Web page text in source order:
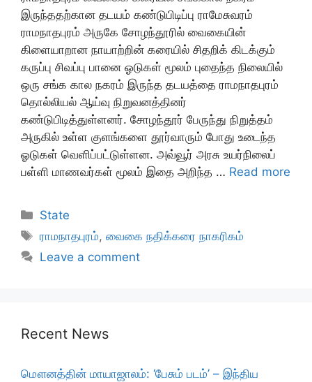
இருந்ததற்கான தடயம் கண்டுபிடிப்பு ராமேசுவரம்
ராமநாதபுரம் அருகே சோழந்தூரில் வைகையின்
கிளையாறான நாயாற்றின் கரையில் சிதறிக் கிடக்கும்
கருப்பு சிவப்பு பானை ஓடுகள் மூலம் புதைந்த நிலையில்
ஒரு சங்க கால நகரம் இருந்த தடயத்தை ராமநாதபுரம்
தொல்லியல் ஆய்வு நிறுவனத்தினர்
கண்டுபிடித்துள்ளனர். சோழந்தூர் பேருந்து நிறுத்தம்
அருகில் உள்ள குளங்களை தூர்வாரும் போது உடைந்த
ஓடுகள் வெளிப்பட்டுள்ளன. அவ்வூர் அரசு உயர்நிலைப்
பள்ளி மாணவர்கள் மூலம் இதை அறிந்த … Read more
Categories
State
Tags
ராமநாதபுரம்,வைகை நதிக்கரை நாகரிகம்
Leave a comment
Recent News
மௌனத்தின் மாயாஜாலம்: ‘பேசும் படம்’ – இந்திய